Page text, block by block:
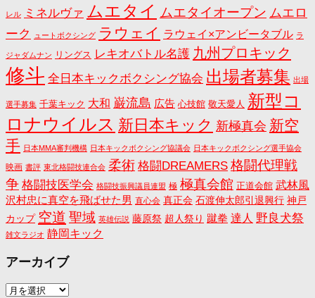
レル ミネルヴァ ムエタイ ムエタイオープン ムエロ
ーク
ュートボクシング ラウェイ ラウェイ×アンビータブル ラ
ジャダムナン リングス レキオバトル名護 九州プロキック
修斗 全日本キックボクシング協会 出場者募集 出場
選手募集 千葉キック 大和 巌流島 広告 心技館 敬天愛人 新型コ
ロナウイルス 新日本キック 新極真会 新空
手 日本MMA審判機構 日本キックボクシング協議会 日本キックボクシング選手協会
映画 書評 東北格闘技連合会 柔術 格闘DREAMERS 格闘代理戦
争 格闘技医学会 格闘技振興議員連盟 極 極真会館 正道会館 武林風
沢村忠に真空を飛ばせた男 直心会 真正会 石渡伸太郎引退興行 神戸
カップ 空道 聖域 英雄伝説 藤原祭 超人祭り 蹴拳 達人 野良犬祭
雑文ラジオ 静岡キック
アーカイブ
ア